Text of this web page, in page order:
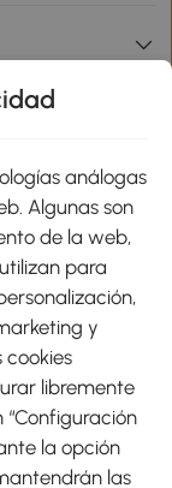
análogas
Algunas son
de la web,
para
y
cookies
libremente
“Configuración
la opción
las